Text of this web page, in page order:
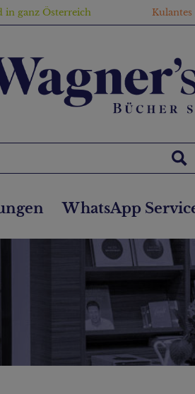
in ganz Österreich
WhatsApp